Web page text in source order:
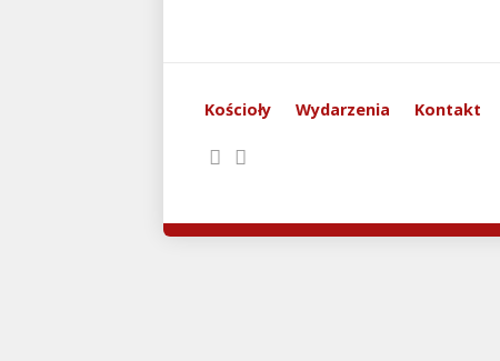
Kościoły Wydarzenia Kontakt